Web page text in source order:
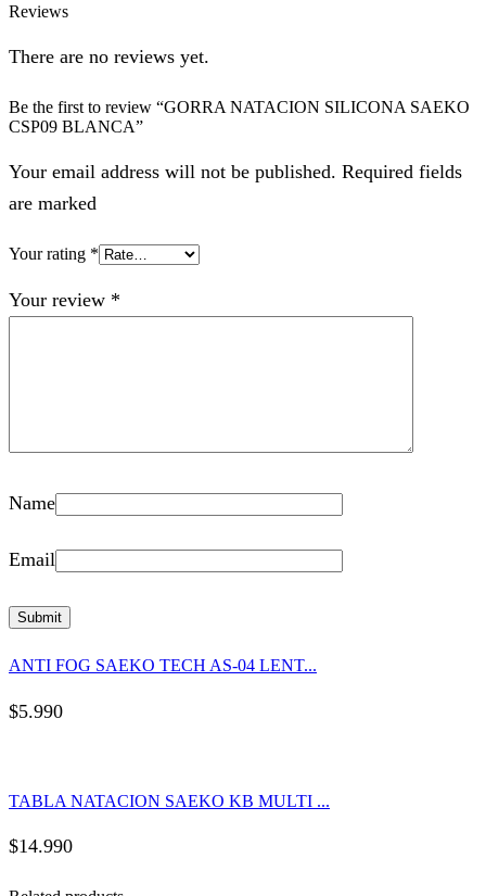
Reviews
There are no reviews yet.
Be the first to review “GORRA NATACION SILICONA SAEKO
CSP09 BLANCA”
Your email address will not be published. Required fields
are marked
Your rating *
Your review *
Name
Email
ANTI FOG SAEKO TECH AS-04 LENT...
$5.990
TABLA NATACION SAEKO KB MULTI ...
$14.990